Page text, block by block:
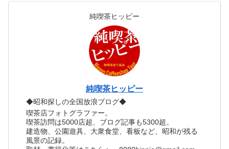
純喫茶ヒッピー
純喫茶ヒッピー
◆昭和探しの全国放浪ブログ◆
喫茶店フォトグラファー。
喫茶訪問は5000店超、ブログ記事も5300超。
建造物、公園遊具、大衆食堂、看板など、昭和が残る
風景の記録。